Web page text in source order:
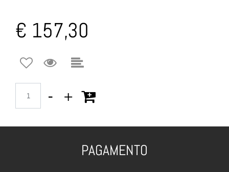
€ 157,30
PAGAMENTO